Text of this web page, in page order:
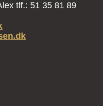
tlf.: 51 35 81 89